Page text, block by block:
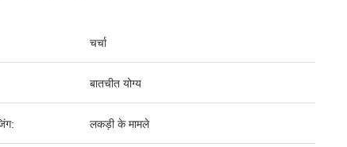
चर्चा
बातचीत योग्य
लकड़ी के मामले